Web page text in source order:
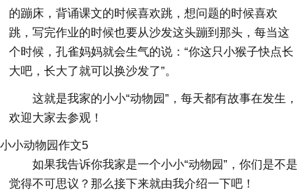
的蹦床，背诵课文的时候喜欢跳，想问题的时候喜欢
跳，写完作业的时候也要从沙发这头蹦到那头，每当这
个时候，孔雀妈妈就会生气的说：“你这只小猴子快点长
大吧，长大了就可以换沙发了”。
这就是我家的小小“动物园”，每天都有故事在发生，
欢迎大家去参观！
小小动物园作文5
如果我告诉你我家是一个小小“动物园”，你们是不是
觉得不可思议？那么接下来就由我介绍一下吧！